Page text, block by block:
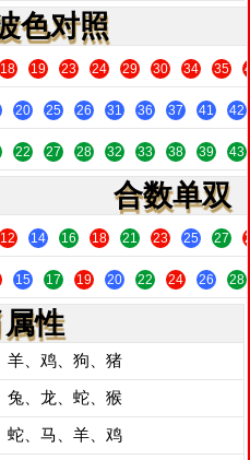
色对照
18 19 23 24 29 30 34 35
20 25 26 31 36 37 41 42
22 27 28 32 33 38 39 43
合数单双
12 14 16 18 21 23 25 27
15 17 19 20 22 24 26 28
性
羊、鸡、狗、猪
兔、龙、蛇、猴
蛇、马、羊、鸡